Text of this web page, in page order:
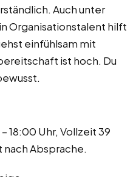
Auch unter
Organisationstalent hilft
einfühlsam mit
ist hoch. Du
18:00 Uhr, Vollzeit 39
Absprache.